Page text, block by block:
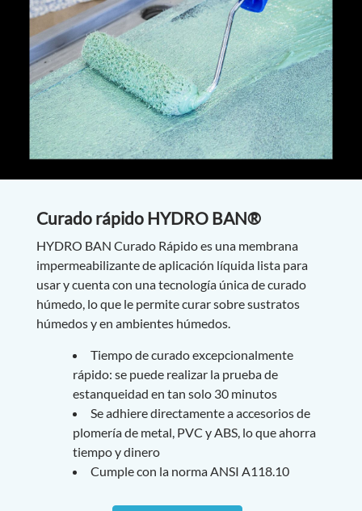
Curado rápido HYDRO BAN®
HYDRO BAN Curado Rápido es una membrana
impermeabilizante de aplicación líquida lista para
usar y cuenta con una tecnología única de curado
húmedo, lo que le permite curar sobre sustratos
húmedos y en ambientes húmedos.
Tiempo de curado excepcionalmente
rápido: se puede realizar la prueba de
estanqueidad en tan solo 30 minutos
Se adhiere directamente a accesorios de
plomería de metal, PVC y ABS, lo que ahorra
tiempo y dinero
Cumple con la norma ANSI A118.10